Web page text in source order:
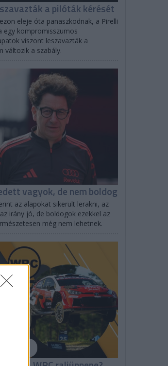
a pilóták kérését
eleje óta panaszkodnak, a Pirelli
egy kompromisszumos
viszont leszavazták a
változik a szabály.
vagyok, de nem boldog
az alapokat sikerült lerakni, az
irány jó, de boldogok ezekkel az
még nem lehetnek.